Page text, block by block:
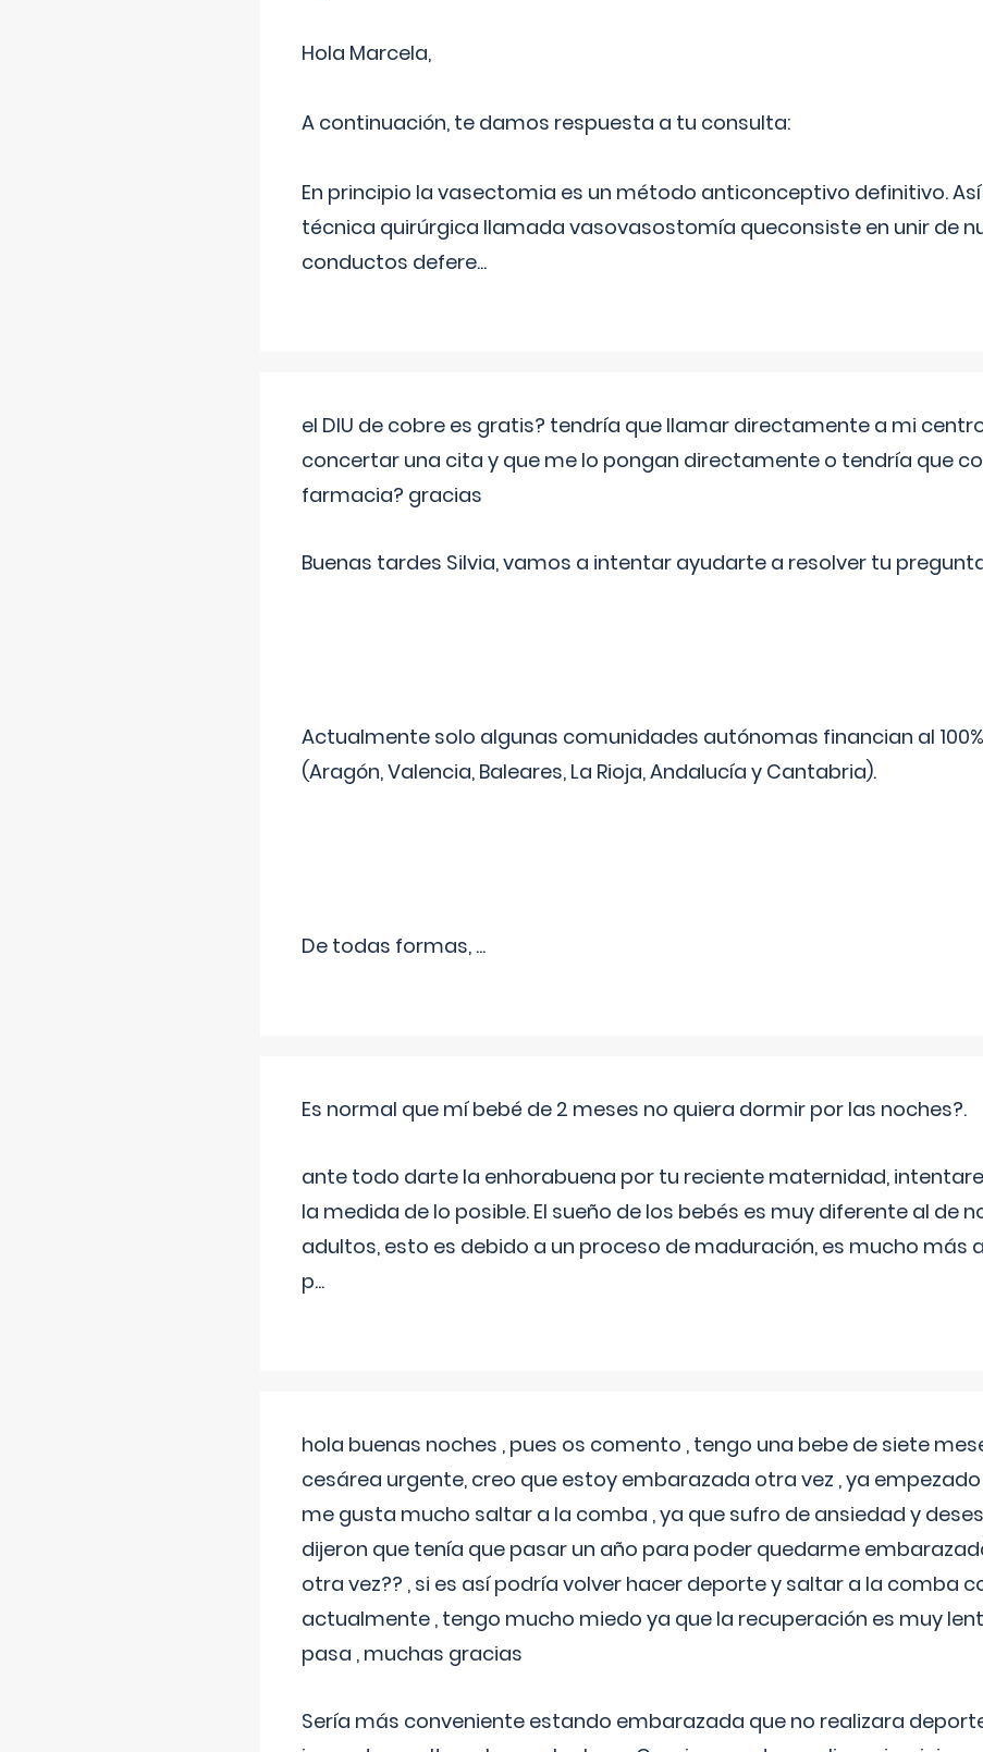
Hola Marcela,
A continuación, te damos respuesta a tu consulta:
En principio la vasectomia es un método anticonceptivo definitivo.
técnica quirúrgica llamada vasovasostomía queconsiste en unir de
conductos defere...
el DIU de cobre es gratis? tendría que llamar directamente a mi
concertar una cita y que me lo pongan directamente o tendría que
farmacia? gracias
Buenas tardes Silvia, vamos a intentar ayudarte a resolver tu
Actualmente solo algunas comunidades autónomas financian al
(Aragón, Valencia, Baleares, La Rioja, Andalucía y Cantabria).
De todas formas, ...
Es normal que mí bebé de 2 meses no quiera dormir por las noches?.
ante todo darte la enhorabuena por tu reciente maternidad,
la medida de lo posible. El sueño de los bebés es muy diferente al de
adultos, esto es debido a un proceso de maduración, es mucho más
p...
hola buenas noches , pues os comento , tengo una bebe de siete
cesárea urgente, creo que estoy embarazada otra vez , ya
me gusta mucho saltar a la comba , ya que sufro de ansiedad y
dijeron que tenía que pasar un año para poder quedarme
otra vez?? , si es así podría volver hacer deporte y saltar a la comba
actualmente , tengo mucho miedo ya que la recuperación es muy
pasa , muchas gracias
Sería más conveniente estando embarazada que no realizara